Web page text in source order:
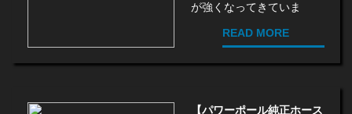
が強くなってきていま
READ MORE
【パワーポール純正ホース